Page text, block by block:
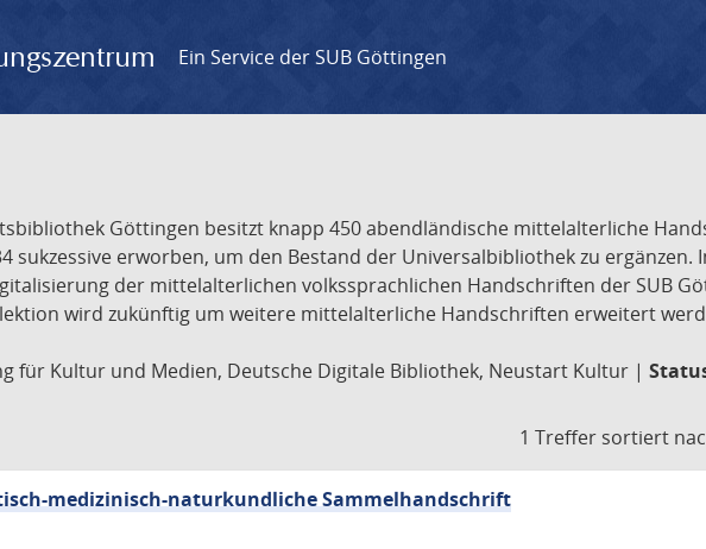
Ein Service der SUB Göttingen
Göttingen besitzt knapp 450 abendländische mittelalterliche
sukzessive erworben, um den Bestand der Universalbibliothek zu ergänzen.
der mittelalterlichen volkssprachlichen Handschriften der SUB
wird zukünftig um weitere mittelalterliche Handschriften erweitert
für Kultur und Medien, Deutsche Digitale Bibliothek, Neustart Kultur |
1 Treffer sortiert
medizinisch-naturkundliche Sammelhandschrift